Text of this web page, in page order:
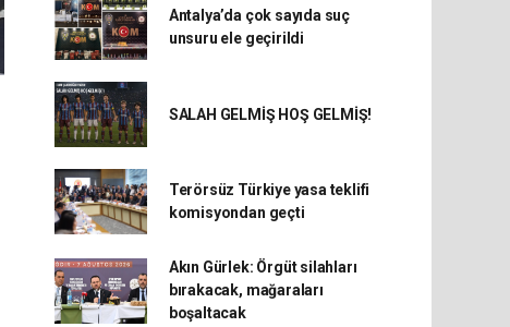
Antalya’da çok sayıda suç
unsuru ele geçirildi
SALAH GELMİŞ HOŞ GELMİŞ!
Terörsüz Türkiye yasa teklifi
komisyondan geçti
Akın Gürlek: Örgüt silahları
bırakacak, mağaraları
boşaltacak